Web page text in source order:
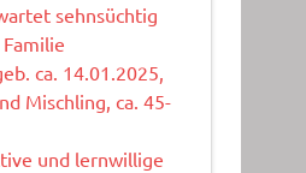
sehnsüchtig
ca. 14.01.2025,
Mischling, ca. 45-
und lernwillige